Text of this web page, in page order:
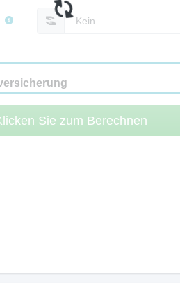
Sie zum Berechnen